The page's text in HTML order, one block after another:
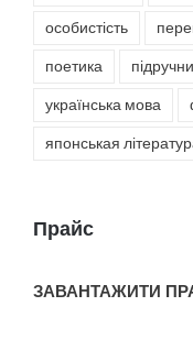
особистість
поетика
українська мова
японськая
Прайс
ЗАВАНТАЖИТИ